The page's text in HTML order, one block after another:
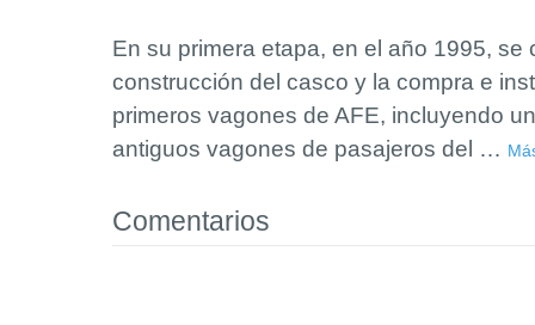
En su primera etapa, en el año 1995, se
construcción del casco y la compra e
primeros vagones de AFE, incluyendo
antiguos vagones de pasajeros del …
Comentarios